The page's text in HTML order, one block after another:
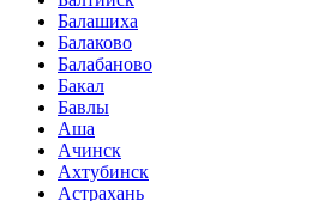
Балашиха
Балаково
Балабаново
Бакал
Бавлы
Аша
Ачинск
Ахтубинск
Астрахань